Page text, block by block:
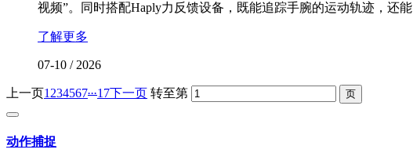
视频”。同时搭配Haply力反馈设备，既能追踪手腕的运动轨迹，还能
了解更多
07-10 / 2026
上一页1 234567...17下一页 转至第
动作捕捉